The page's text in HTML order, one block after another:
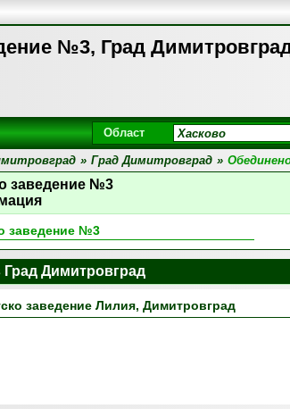
№3, Град
Област
» Град Димитровград »
заведение №3
заведение №3
Димитровград
заведение Лилия, Димитровград